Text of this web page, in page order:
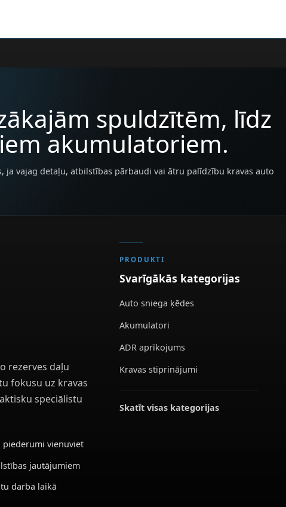
spuldzītēm, līdz
akumulatoriem.
ja vajag detaļu, atbilstības pārbaudi vai ātru palīdzību kravas auto
rezerves daļu
fokusu uz kravas
speciālistu
piederumi vienuviet
jautājumiem
darba laikā
PRODUKTI
Svarīgākās kategorijas
Auto sniega ķēdes
Akumulatori
ADR aprīkojums
Kravas stiprinājumi
Skatīt visas kategorijas